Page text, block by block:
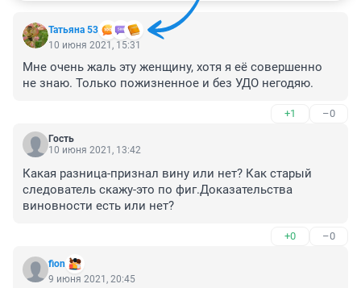
Татьяна 53
10 июня 2021, 15:31
Мне очень жаль эту женщину, хотя я её совершенно
не знаю. Только пожизненное и без УДО негодяю.
+1 –0
Гость
10 июня 2021, 13:42
Какая разница-признал вину или нет? Как старый
следователь скажу-это по фиг.Доказательства
виновности есть или нет?
+0 –0
fion
9 июня 2021, 20:45